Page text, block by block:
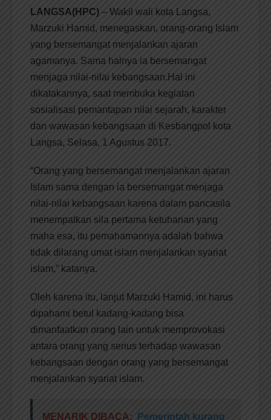
LANGSA(HPC) – Wakil wali kota Langsa,
Marzuki Hamid, menegaskan, orang-orang Islam
yang bersemangat menjalankan ajaran
agamanya. Sama halnya ia bersemangat
menjaga nilai-nilai kebangsaan.Hal ini
dikatakannya, saat membuka kegiatan
sosialisasi pemantapan nilai sejarah, karakter
dan wawasan kebangsaan di Kesbangpol kota
Langsa, Selasa, 1 Agustus 2017.
“Orang yang bersemangat menjalankan ajaran
Islam sama dengan ia bersemangat menjaga
nilai-nilai kebangsaan karena dalam pancasila
menempatkan sila pertama ketuhanan yang
maha esa, itu pemahamannya adalah bahwa
tidak dilarang umat islam menjalankan syariat
islam,” katanya.
Oleh karena itu, lanjut Marzuki Hamid, ini harus
dipahami betul kadang-kadang bisa
dimanfaatkan orang lain untuk memprovokasi
antara orang yang serius terhadap wawasan
kebangsaan dengan orang yang bersemangat
menjalankan syariat islam.
MENARIK DIBACA:
Pemerintah kurang